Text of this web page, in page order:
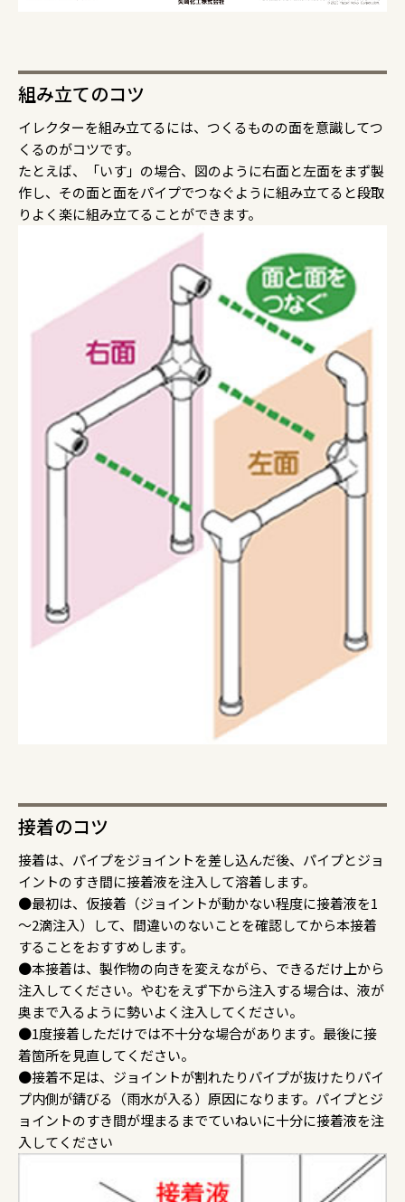
組み立てのコツ
イレクターを組み立てるには、つくるものの面を意識してつ
くるのがコツです。
たとえば、「いす」の場合、図のように右面と左面をまず製
作し、その面と面をパイプでつなぐように組み立てると段取
りよく楽に組み立てることができます。
接着のコツ
接着は、パイプをジョイントを差し込んだ後、パイプとジョ
イントのすき間に接着液を注入して溶着します。
●最初は、仮接着（ジョイントが動かない程度に接着液を1
～2滴注入）して、間違いのないことを確認してから本接着
することをおすすめします。
●本接着は、製作物の向きを変えながら、できるだけ上から
注入してください。やむをえず下から注入する場合は、液が
奥まで入るように勢いよく注入してください。
●1度接着しただけでは不十分な場合があります。最後に接
着箇所を見直してください。
●接着不足は、ジョイントが割れたりパイプが抜けたりパイ
プ内側が錆びる（雨水が入る）原因になります。パイプとジ
ョイントのすき間が埋まるまでていねいに十分に接着液を注
入してください